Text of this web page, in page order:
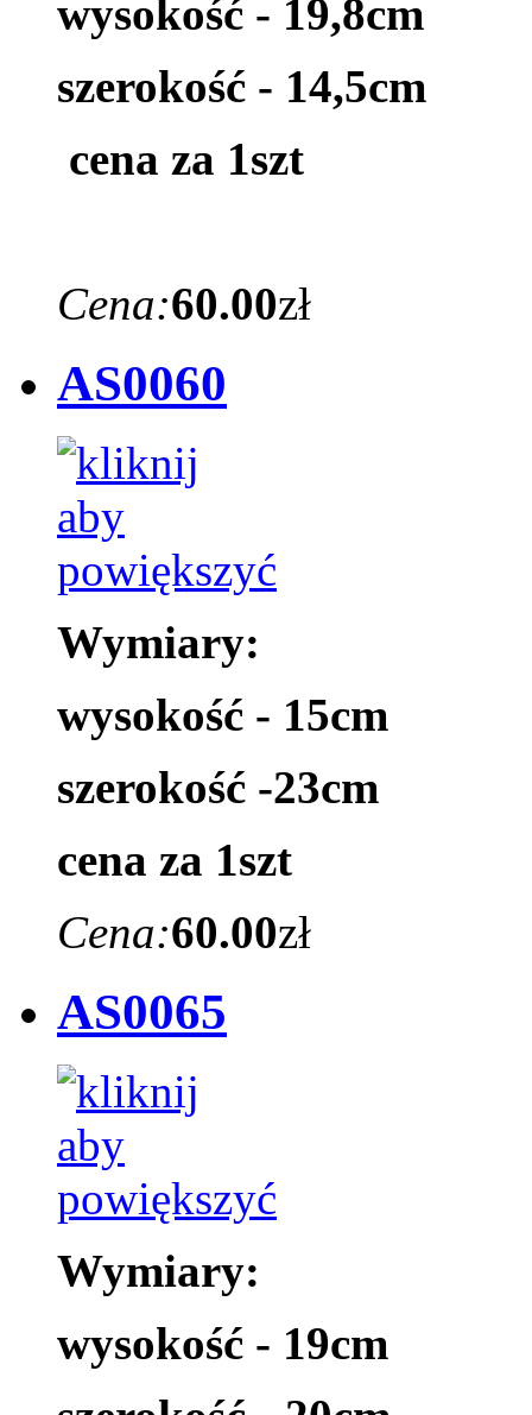
wysokość - 19,8cm
szerokość - 14,5cm
cena za 1szt
Cena:60.00zł
AS0060
Wymiary:
wysokość - 15cm
szerokość -23cm
cena za 1szt
Cena:60.00zł
AS0065
Wymiary:
wysokość - 19cm